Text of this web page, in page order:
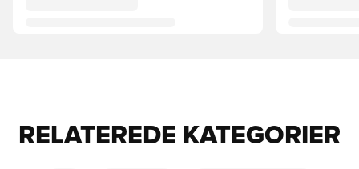
RELATEREDE KATEGORIER